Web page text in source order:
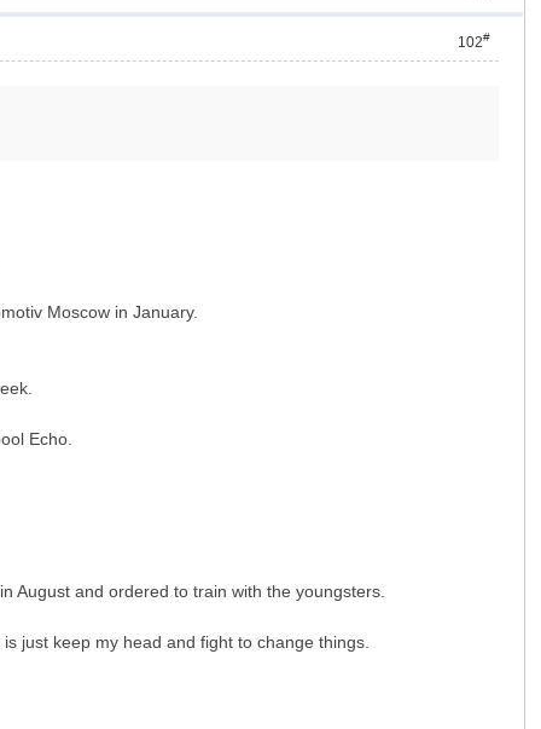
102#
Moscow in January.
Echo.
August and ordered to train with the youngsters.
just keep my head and fight to change things.